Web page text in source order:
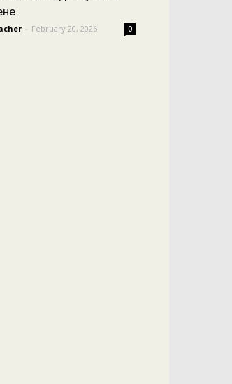
- February 20, 2026 0